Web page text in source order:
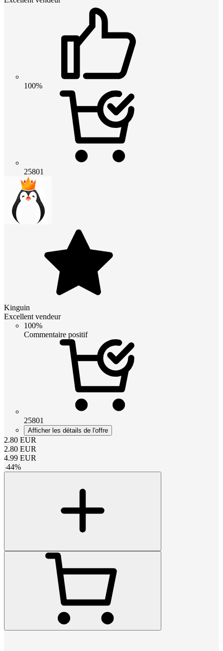
100%
25801
Kinguin
Excellent vendeur
100%
Commentaire positif
25801
Afficher les détails de l'offre
2.80 EUR
2.80 EUR
4.99 EUR
-44%